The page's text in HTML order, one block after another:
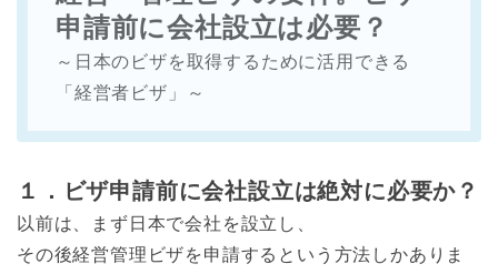
申請前に会社設立は必要？
～日本のビザを取得するために活用できる
「経営者ビザ」～
１．ビザ申請前に会社設立は絶対に必要か？
以前は、まず日本で会社を設立し、
その後経営管理ビザを申請するという方法しかありま